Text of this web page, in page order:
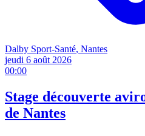
Dalby Sport-Santé, Nantes
jeudi 6 août 2026
00:00
Stage découverte
de Nantes